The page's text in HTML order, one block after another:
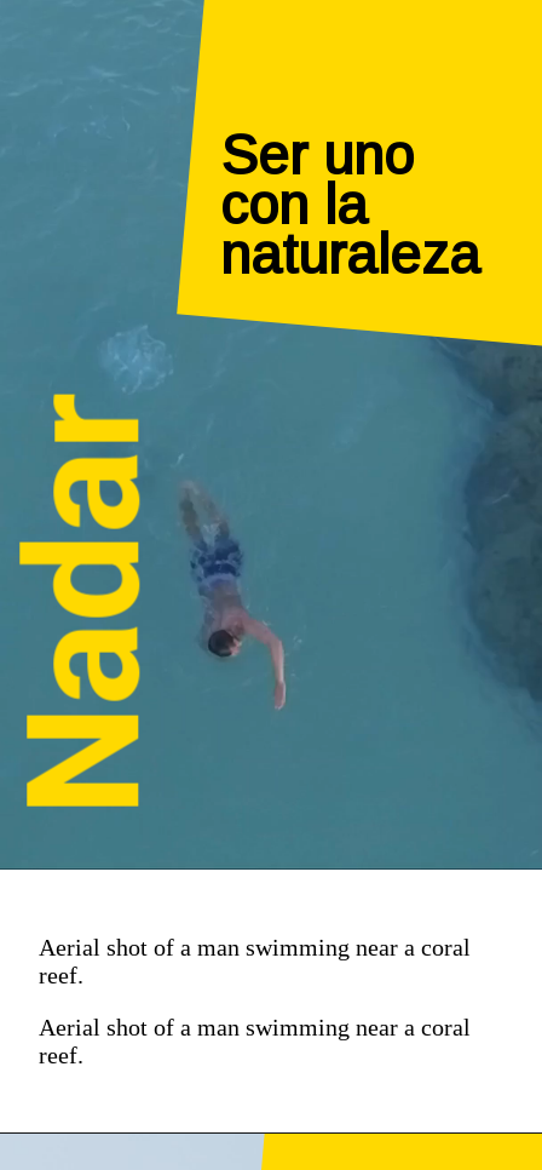
Ser uno
con la
naturaleza
Aerial shot of a man swimming near a coral
reef.
Aerial shot of a man swimming near a coral
reef.